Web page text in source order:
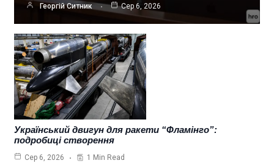
Георгій Ситник Сер 6, 2026
Український двигун для ракети “Фламінго”:
подробиці створення
Сер 6, 2026 1 Min Read